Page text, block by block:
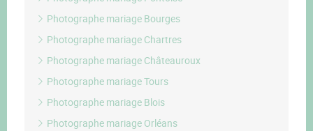
Photographe mariage Bourges
Photographe mariage Chartres
Photographe mariage Châteauroux
Photographe mariage Tours
Photographe mariage Blois
Photographe mariage Orléans